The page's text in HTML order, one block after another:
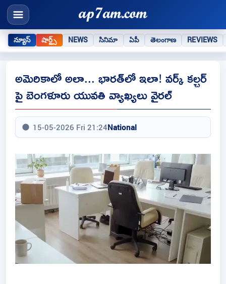
న్యూస్ షార్ట్స్ NEWS సినిమా ఏపీ తెలంగాణ REVIEWS
అమెరికాలో అలా... భారత్‌లో ఇలా! వర్క్ కల్చర్
పై బెంగళూరు యువతి వ్యాఖ్యలు వైరల్
15-05-2026 Fri 21:24National